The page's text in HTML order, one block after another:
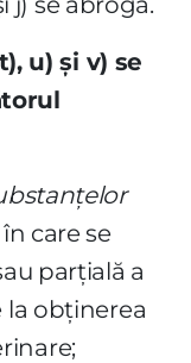
u) şi v) se
care se
parţială a
la obţinerea